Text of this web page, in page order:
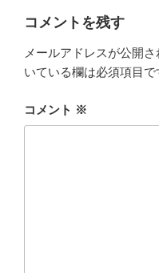
コメントを残す
メールアドレスが公開
いている欄は必須項目で
コメント ※